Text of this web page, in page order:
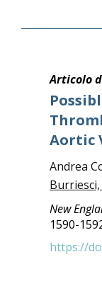
Articolo
Aortic
Andrea
Burriesci,
New
1590-
https://